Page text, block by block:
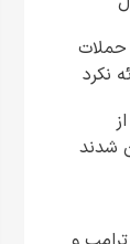
حملات
نکرد
شدند